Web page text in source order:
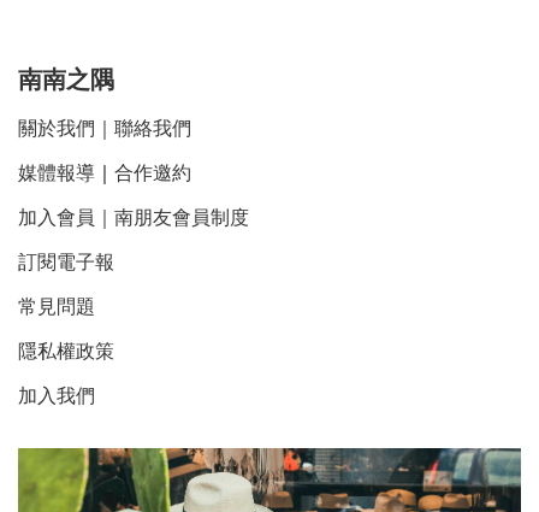
南南之隅
關於我們 聯絡我們
媒體報導 合作邀約
加入會員｜南朋友會員制度
訂閱電子報
常見問題
隱私權政策
加入我們